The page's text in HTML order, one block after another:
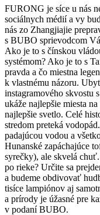
FURONG je síce u nás
sociálnych médií a vy
nás zo Zhangjiajie
s BUBO sprievodcom
Ako je to s čínskou
systémom? Ako je to s
pravda a čo miestna
k vlastnému názoru.
instagramového skvostu
ukáže najlepšie miesta
najlepšie svetlo. Celé
stredom preteká
padajúcou vodou a
Hunanské zapáchajúce
syrečky), ale skvelá
po rieke? Určite sa
a budeme obdivovať
tisíce lampiónov aj
a prírody je úžasné pre
v podaní BUBO.